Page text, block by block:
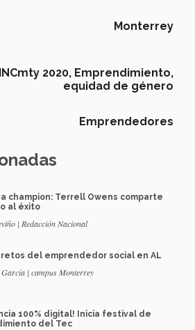
Monterrey
INCmty 2020, Emprendimiento,
equidad de género
Emprendedores
a champion: Terrell Owens comparte
al éxito
| Redacción Nacional
del emprendedor social en AL
| campus Monterrey
100% digital! Inicia festival de
del Tec